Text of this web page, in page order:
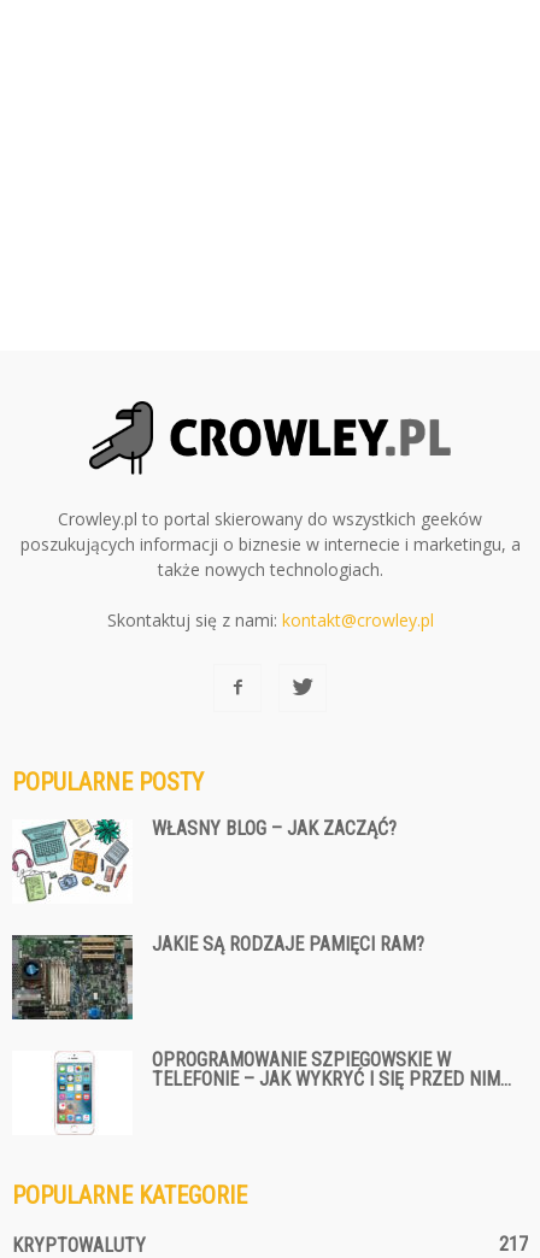
Crowley.pl to portal skierowany do wszystkich geeków
poszukujących informacji o biznesie w internecie i marketingu, a
także nowych technologiach.
Skontaktuj się z nami: kontakt@crowley.pl
POPULARNE POSTY
WŁASNY BLOG – JAK ZACZĄĆ?
JAKIE SĄ RODZAJE PAMIĘCI RAM?
OPROGRAMOWANIE SZPIEGOWSKIE W
TELEFONIE – JAK WYKRYĆ I SIĘ PRZED NIM...
POPULARNE KATEGORIE
KRYPTOWALUTY 217